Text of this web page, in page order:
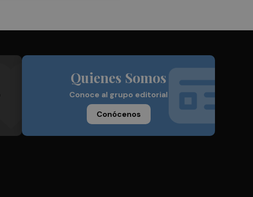
Quienes Somos
Conoce al grupo editorial
Conócenos